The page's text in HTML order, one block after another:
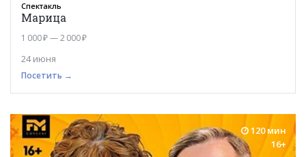
Спектакль
Марица
1 000 ₽ — 2 000 ₽
24 июня
Посетить →
120 мин
16+